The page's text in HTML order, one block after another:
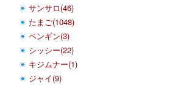
サンサロ(46)
たまご(1048)
ペンギン(3)
シッシー(22)
キジムナー(1)
ジャイ(9)